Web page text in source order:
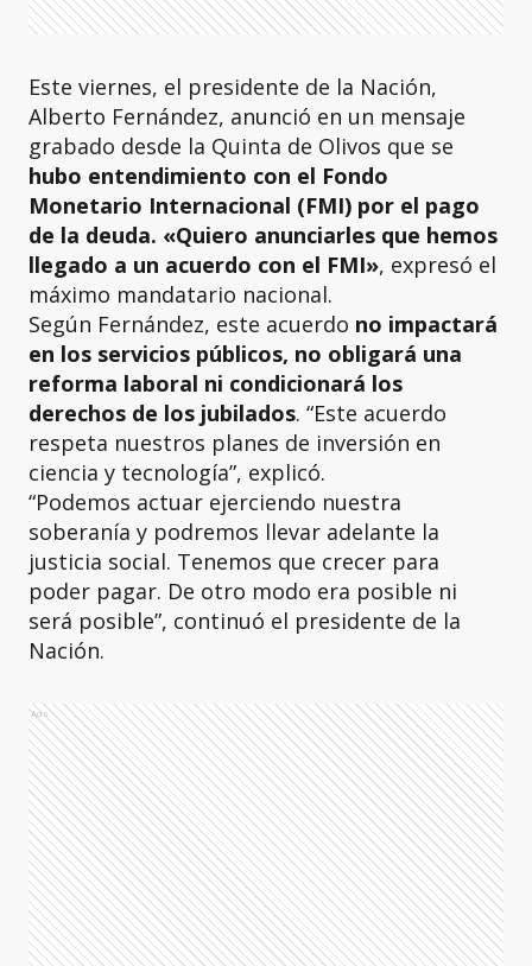
Este viernes, el presidente de la Nación,
Alberto Fernández, anunció en un mensaje
grabado desde la Quinta de Olivos que se
hubo entendimiento con el Fondo
Monetario Internacional (FMI) por el pago
de la deuda. «Quiero anunciarles que hemos
llegado a un acuerdo con el FMI», expresó el
máximo mandatario nacional.
Según Fernández, este acuerdo no impactará
en los servicios públicos, no obligará una
reforma laboral ni condicionará los
derechos de los jubilados. “Este acuerdo
respeta nuestros planes de inversión en
ciencia y tecnología”, explicó.
“Podemos actuar ejerciendo nuestra
soberanía y podremos llevar adelante la
justicia social. Tenemos que crecer para
poder pagar. De otro modo era posible ni
será posible”, continuó el presidente de la
Nación.
Ads